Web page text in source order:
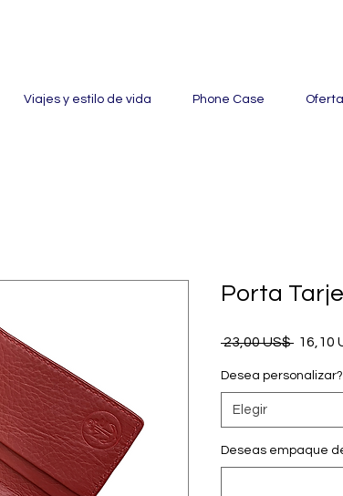
Viajes y estilo de vida Phone Case
Porta
23,00 US$ Precio
16,10
Desea personalizar?
Elegir
Deseas empaque